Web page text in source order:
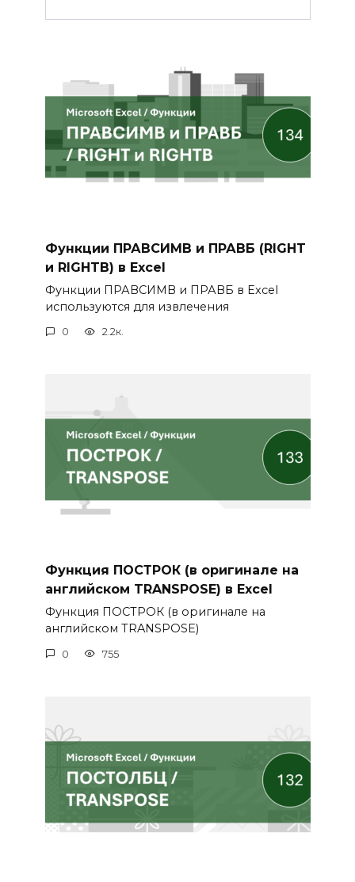
Функции ПРАВСИМВ и ПРАВБ (RIGHT
и RIGHTB) в Excel
Функции ПРАВСИМВ и ПРАВБ в Excel
используются для извлечения
0 2.2к.
Функция ПОСТРОК (в оригинале на
английском TRANSPOSE) в Excel
Функция ПОСТРОК (в оригинале на
английском TRANSPOSE)
0 755